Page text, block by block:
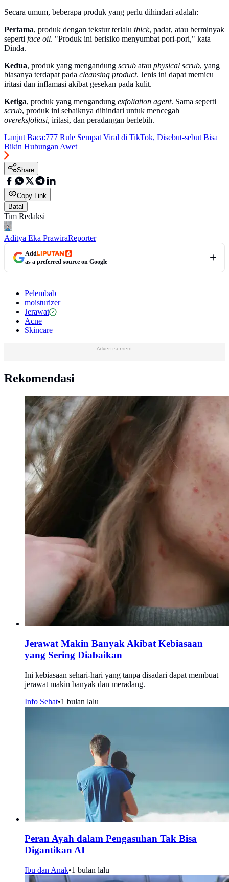
Secara umum, beberapa produk yang perlu dihindari adalah:
Pertama, produk dengan tekstur terlalu thick, padat, atau berminyak
seperti face oil. "Produk ini berisiko menyumbat pori-pori," kata
Dinda.
Kedua, produk yang mengandung scrub atau physical scrub, yang
biasanya terdapat pada cleansing product. Jenis ini dapat memicu
iritasi dan inflamasi akibat gesekan pada kulit.
Ketiga, produk yang mengandung exfoliation agent. Sama seperti
scrub, produk ini sebaiknya dihindari untuk mencegah
overeksfoliasi, iritasi, dan peradangan berlebih.
Lanjut Baca:777 Rule Sempat Viral di TikTok, Disebut-sebut Bisa
Bikin Hubungan Awet
Share
Copy Link
Batal
Tim Redaksi
Aditya Eka PrawiraReporter
Add
as a preferred source on Google
Pelembab
moisturizer
Jerawat
Acne
Skincare
Advertisement
Rekomendasi
Jerawat Makin Banyak Akibat Kebiasaan
yang Sering Diabaikan
Ini kebiasaan sehari-hari yang tanpa disadari dapat membuat
jerawat makin banyak dan meradang.
Info Sehat•1 bulan lalu
Peran Ayah dalam Pengasuhan Tak Bisa
Digantikan AI
Ibu dan Anak•1 bulan lalu